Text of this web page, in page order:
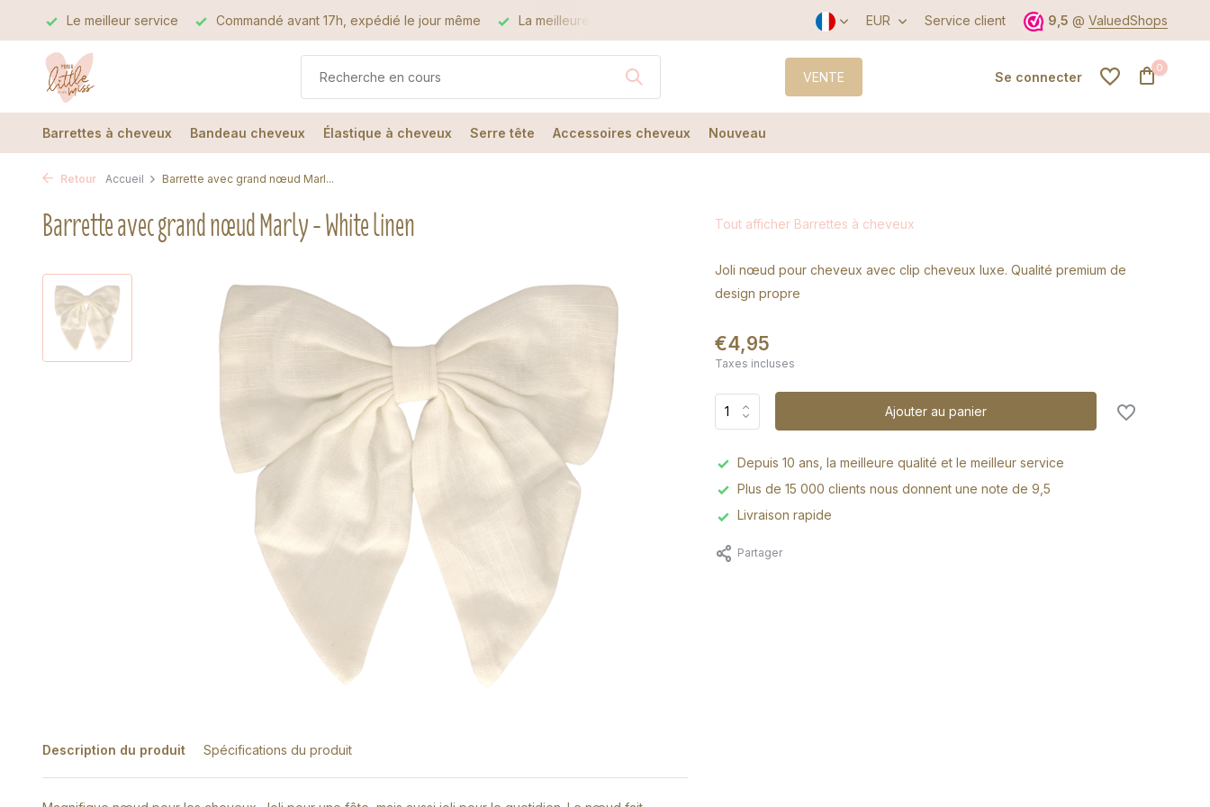
Le meilleur service Commandé avant 17h, expédié le jour même La meilleure qualité EUR Service client 9,5 @ ValuedShops
VENTE Se connecter
0
Barrettes à cheveux Bandeau cheveux Élastique à cheveux Serre tête Accessoires cheveux Nouveau
Retour Accueil Barrette avec grand nœud Marl...
Barrette avec grand nœud Marly - White linen
Description du produit Spécifications du produit
Tout afficher Barrettes à cheveux
Joli nœud pour cheveux avec clip cheveux luxe. Qualité premium de
design propre
€4,95
Taxes incluses
Ajouter au panier
Depuis 10 ans, la meilleure qualité et le meilleur service
Plus de 15 000 clients nous donnent une note de 9,5
Livraison rapide
Partager